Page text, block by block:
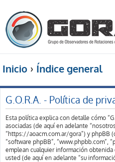
Inicio Índice general
G.O.R.A. - Política de
Esta política explica con detalle cómo
asociadas (de aquí en adelante
“https://aoacm.com.ar/gora”) y phpBB
“software phpBB”, “www.phpbb.com”,
emplean cualquier información
usted (de aquí en adelante “su